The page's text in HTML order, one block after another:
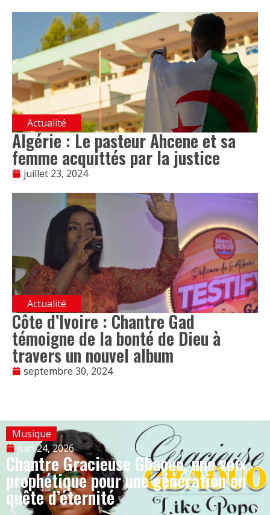
Actualité
Algérie : Le pasteur Ahcene et sa
femme acquittés par la justice
juillet 23, 2024
Actualité
Côte d’Ivoire : Chantre Gad
témoigne de la bonté de Dieu à
travers un nouvel album
septembre 30, 2024
Musique
juin 24, 2026
Chantre Gracieuse Gbaouo, une voix
prophétique pour une génération en
quête d’éternité